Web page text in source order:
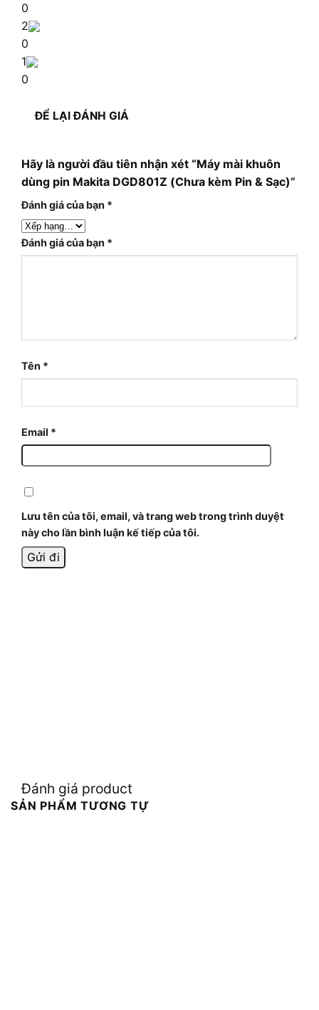
0
2
0
1
0
ĐỂ LẠI ĐÁNH GIÁ
Hãy là người đầu tiên nhận xét “Máy mài khuôn
dùng pin Makita DGD801Z (Chưa kèm Pin & Sạc)”
Đánh giá của bạn *
Đánh giá của bạn *
Tên *
Email *
Lưu tên của tôi, email, và trang web trong trình duyệt
này cho lần bình luận kế tiếp của tôi.
Đánh giá product
SẢN PHẨM TƯƠNG TỰ